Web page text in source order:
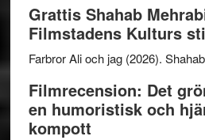
Grattis Shahab
Filmstadens Kulturs
Farbror Ali och jag (2026).
Filmrecension: Det
en humoristisk och
kompott